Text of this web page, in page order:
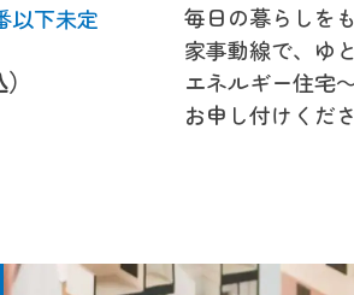
以下未定
毎日の暮らしを
家事動線で、ゆ
エネルギー住宅
お申し付けくだ